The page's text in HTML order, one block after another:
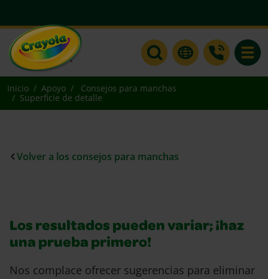
Inicio Apoyo
Consejos para manchas
Superficie de detalle
Volver a los consejos para manchas
Los resultados pueden variar; ¡haz
una prueba primero!
Nos complace ofrecer sugerencias para eliminar